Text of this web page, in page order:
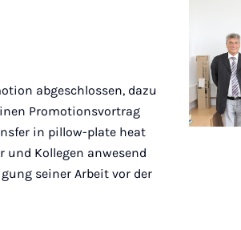
abgeschlossen, dazu
Promotionsvortrag
in pillow-plate heat
und Kollegen anwesend
seiner Arbeit vor der